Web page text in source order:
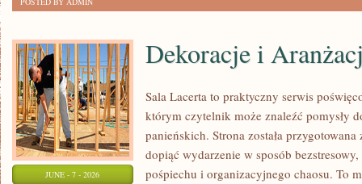
JUNE - 7 - 2026
Dekoracje i
Sala Lacerta to praktyczny serwis
którym czytelnik może znaleźć pomysły
panieńskich. Strona została
dopiąć wydarzenie w sposób
pośpiechu i organizacyjnego chaosu. To